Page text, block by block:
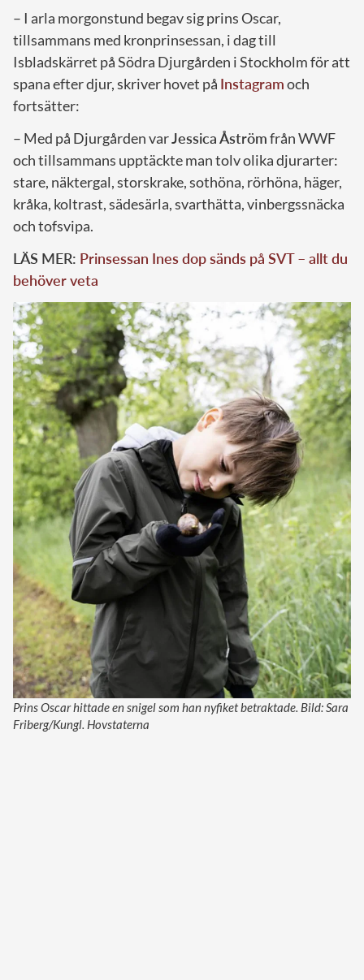
– I arla morgonstund begav sig prins Oscar,
tillsammans med kronprinsessan, i dag till
Isbladskärret på Södra Djurgården i Stockholm för att
spana efter djur, skriver hovet på Instagramoch
fortsätter:
– Med på Djurgården varJessica Åströmfrån WWF
och tillsammans upptäckte man tolv olika djurarter:
stare, näktergal, storskrake, sothöna, rörhöna, häger,
kråka, koltrast, sädesärla, svarthätta, vinbergssnäcka
och tofsvipa.
LÄS MER: Prinsessan Ines dop sänds på SVT – allt du
behöver veta
Prins Oscar hittade en snigel som han nyfiket betraktade. Bild: Sara
Friberg/Kungl. Hovstaterna